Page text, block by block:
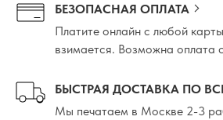
БЕЗОПАСНАЯ ОПЛАТА
Платите онлайн с любой
взимается. Возможна оплата
БЫСТРАЯ ДОСТАВКА ПО
Мы печатаем в Москве 2-3